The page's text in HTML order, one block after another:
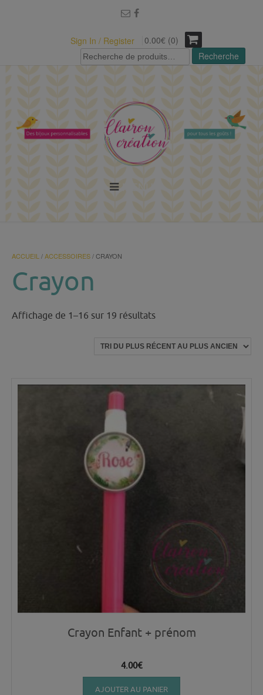
Sign In / Register
0.00€ (0)
Recherche
pour :
Recherche
ACCUEIL /ACCESSOIRES/ CRAYON
Crayon
Affichage de 1–16 sur 19 résultatsTrié
plus
plus
Crayon Enfant + prénom
4.00€
AJOUTER AU PANIER